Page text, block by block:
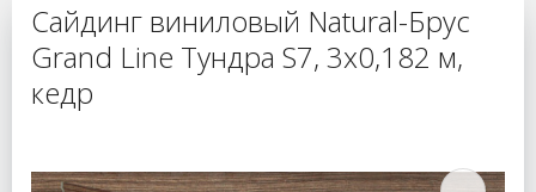
Сайдинг виниловый Natural-Брус
Grand Line Тундра S7, 3х0,182 м,
кедр